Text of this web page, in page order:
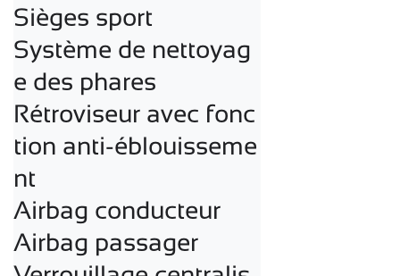
Sièges sport
Système de nettoyag
e des phares
Rétroviseur avec fonc
tion anti-éblouisseme
nt
Airbag conducteur
Airbag passager